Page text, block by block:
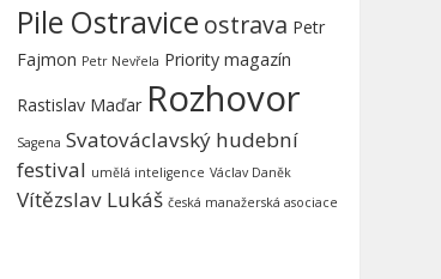
Pile Ostravice ostrava Petr
Fajmon Petr Nevřela Priority magazín
Rastislav Maďar Rozhovor
Sagena Svatováclavský hudební
festival umělá inteligence Václav Daněk
Vítězslav Lukáš česká manažerská asociace